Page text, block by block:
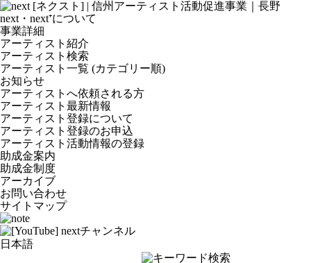
next・next⁺について
事業詳細
アーティスト紹介
アーティスト検索
アーティスト一覧 (カテゴリー順)
お知らせ
アーティストへ依頼される方
アーティスト最新情報
アーティスト登録について
アーティスト登録のお申込
アーティスト活動情報の登録
助成金案内
助成金制度
アーカイブ
お問い合わせ
サイトマップ